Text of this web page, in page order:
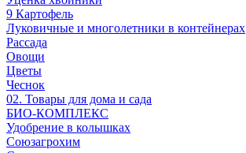
9 Картофель
Луковичные и многолетники в контейнерах
Рассада
Овощи
Цветы
Чеснок
02. Товары для дома и сада
БИО-КОМПЛЕКС
Удобрение в колышках
Союзагрохим